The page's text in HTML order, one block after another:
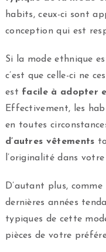
habits, ceux-ci sont
conception qui est
Si la mode ethnique
c’est que celle-ci ne
est facile à adopter
Effectivement, les
en toutes
d’autres vêtements
l’originalité dans
D’autant plus,
dernières années
typiques de cette
pièces de votre